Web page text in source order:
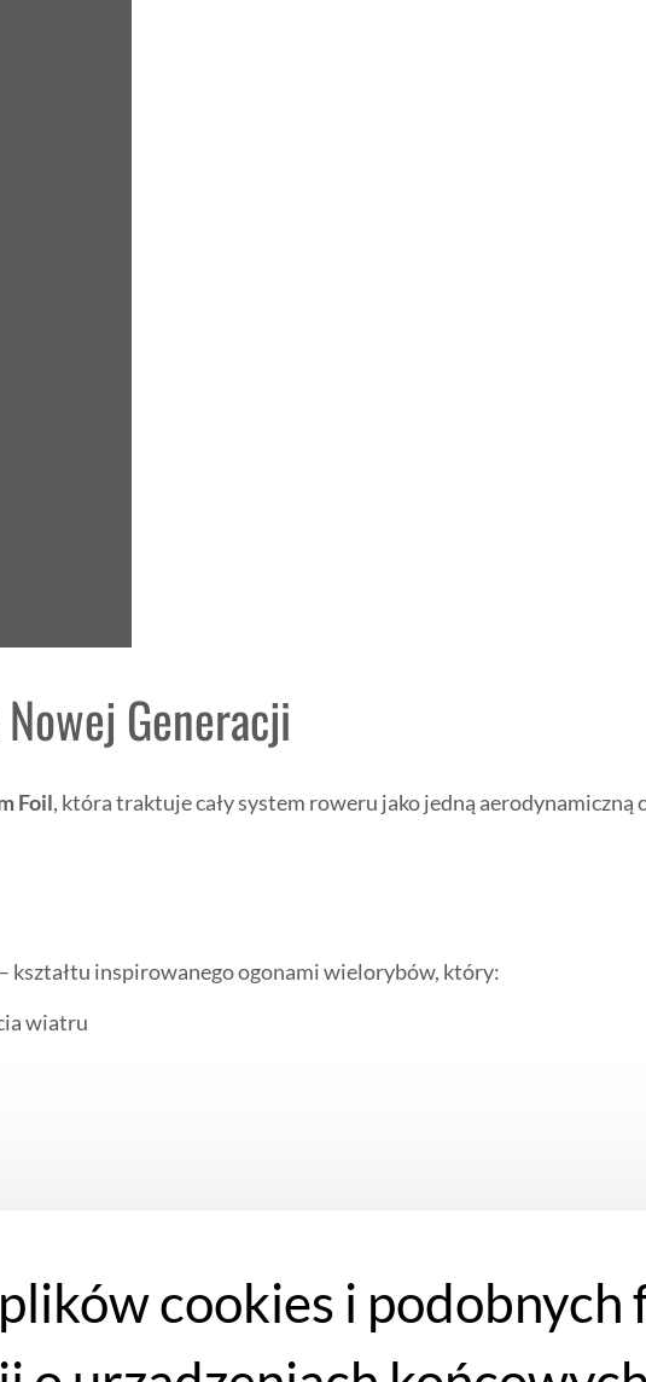
Generacji
Foil, która traktuje cały system roweru jako jedną aerodynamiczną
– kształtu inspirowanego ogonami wielorybów, który:
wiatru
cookies i podobnych